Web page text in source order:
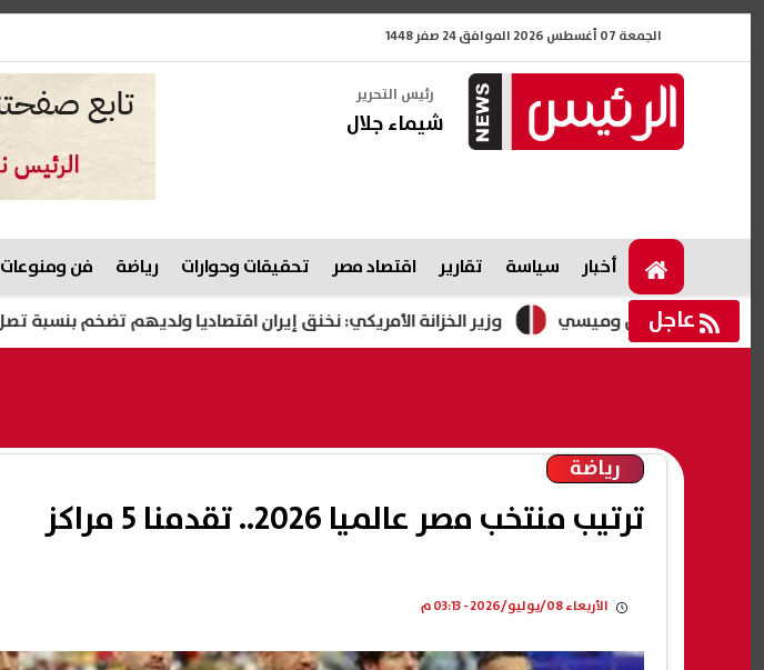
الجمعة 07 أغسطس 2026 الموافق 24 صفر 1448
رئيس التحرير
شيماء جلال
أخبار سياسة تقارير اقتصاد مصر تحقيقات وحوارات رياضة فن ومنوعات
عاجل وزير الخزانة الأمريكي: نخنق إيران اقتصاديا ولديهم تضخم بنسبة تصل إلى 180%
رياضة
ترتيب منتخب مصر عالميا 2026.. تقدمنا 5 مراكز
الأربعاء 08/يوليو/2026 - 03:13 م